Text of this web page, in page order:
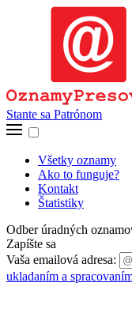
Stante sa Patrónom
Všetky oznamy
Ako to funguje?
Kontakt
Štatistiky
Odber úradných
Zapíšte sa
Vaša emailová adresa:
ukladaním a